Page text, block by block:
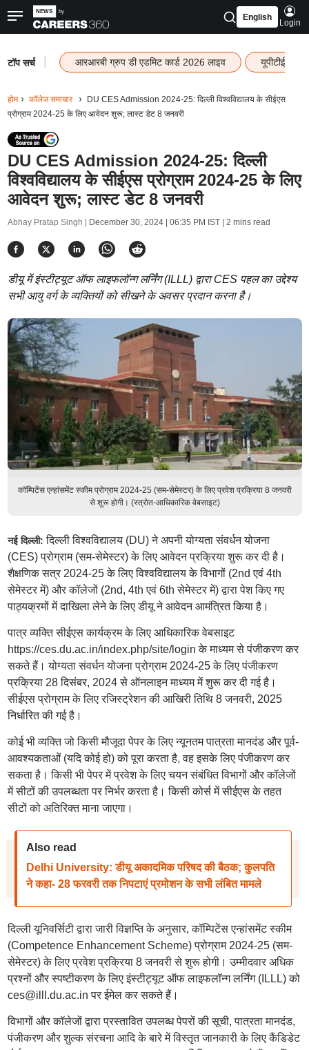
English
Login
टॉप सर्च आरआरबी ग्रुप डी एडमिट कार्ड 2026 लाइव यूपीटीईटी
होम कॉलेज समाचार
DU CES Admission 2024-25: दिल्ली विश्वविद्यालय के सीईएस
प्रोग्राम 2024-25 के लिए आवेदन शुरू; लास्ट डेट 8 जनवरी
DU CES Admission 2024-25: दिल्ली
विश्वविद्यालय के सीईएस प्रोग्राम 2024-25 के लिए
आवेदन शुरू; लास्ट डेट 8 जनवरी
Abhay Pratap Singh | December 30, 2024 | 06:35 PM IST| 2 mins read
डीयू में इंस्टीट्यूट ऑफ लाइफलॉन्ग लर्निंग (ILLL) द्वारा CES पहल का उद्देश्य
सभी आयु वर्ग के व्यक्तियों को सीखने के अवसर प्रदान करना है।
कॉम्पिटेंस एन्हांसमेंट स्कीम प्रोग्राम 2024-25 (सम-सेमेस्टर) के लिए प्रवेश प्रक्रिया 8 जनवरी
से शुरू होगी। (स्त्रोत-आधिकारिक वेबसाइट)
नई दिल्ली:दिल्ली विश्वविद्यालय (DU) ने अपनी योग्यता संवर्धन योजना
(CES) प्रोग्राम (सम-सेमेस्टर) के लिए आवेदन प्रक्रिया शुरू कर दी है।
शैक्षणिक सत्र 2024-25 के लिए विश्वविद्यालय के विभागों (2nd एवं 4th
सेमेस्टर में) और कॉलेजों (2nd, 4th एवं 6th सेमेस्टर में) द्वारा पेश किए गए
पाठ्यक्रमों में दाखिला लेने के लिए डीयू ने आवेदन आमंत्रित किया है।
पात्र व्यक्ति सीईएस कार्यक्रम के लिए आधिकारिक वेबसाइट
https://ces.du.ac.in/index.php/site/login के माध्यम से पंजीकरण कर
सकते हैं। योग्यता संवर्धन योजना प्रोग्राम 2024-25 के लिए पंजीकरण
प्रक्रिया 28 दिसंबर, 2024 से ऑनलाइन माध्यम में शुरू कर दी गई है।
सीईएस प्रोग्राम के लिए रजिस्ट्रेशन की आखिरी तिथि 8 जनवरी, 2025
निर्धारित की गई है।
कोई भी व्यक्ति जो किसी मौजूदा पेपर के लिए न्यूनतम पात्रता मानदंड और पूर्व-
आवश्यकताओं (यदि कोई हो) को पूरा करता है, वह इसके लिए पंजीकरण कर
सकता है। किसी भी पेपर में प्रवेश के लिए चयन संबंधित विभागों और कॉलेजों
में सीटों की उपलब्धता पर निर्भर करता है। किसी कोर्स में सीईएस के तहत
सीटों को अतिरिक्त माना जाएगा।
Also read
Delhi University: डीयू अकादमिक परिषद की बैठक; कुलपति
ने कहा- 28 फरवरी तक निपटाएं प्रमोशन के सभी लंबित मामले
दिल्ली यूनिवर्सिटी द्वारा जारी विज्ञप्ति के अनुसार, कॉम्पिटेंस एन्हांसमेंट स्कीम
(Competence Enhancement Scheme) प्रोग्राम 2024-25 (सम-
सेमेस्टर) के लिए प्रवेश प्रक्रिया 8 जनवरी से शुरू होगी। उम्मीदवार अधिक
प्रश्नों और स्पष्टीकरण के लिए इंस्टीट्यूट ऑफ लाइफलॉन्ग लर्निंग (ILLL) को
ces@illl.du.ac.in पर ईमेल कर सकते हैं।
विभागों और कॉलेजों द्वारा प्रस्तावित उपलब्ध पेपरों की सूची, पात्रता मानदंड,
पंजीकरण और शुल्क संरचना आदि के बारे में विस्तृत जानकारी के लिए कैंडिडेट